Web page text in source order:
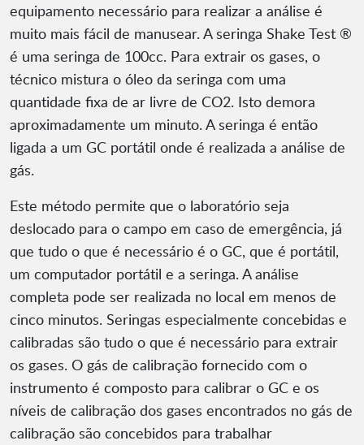
equipamento necessário para realizar a análise é
muito mais fácil de manusear. A seringa Shake Test ®
é uma seringa de 100cc. Para extrair os gases, o
técnico mistura o óleo da seringa com uma
quantidade fixa de ar livre de CO2. Isto demora
aproximadamente um minuto. A seringa é então
ligada a um GC portátil onde é realizada a análise de
gás.
Este método permite que o laboratório seja
deslocado para o campo em caso de emergência, já
que tudo o que é necessário é o GC, que é portátil,
um computador portátil e a seringa. A análise
completa pode ser realizada no local em menos de
cinco minutos. Seringas especialmente concebidas e
calibradas são tudo o que é necessário para extrair
os gases. O gás de calibração fornecido com o
instrumento é composto para calibrar o GC e os
níveis de calibração dos gases encontrados no gás de
calibração são concebidos para trabalhar